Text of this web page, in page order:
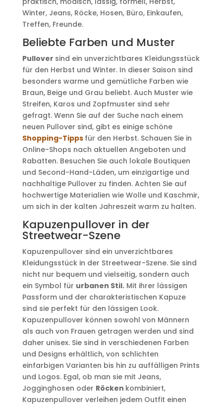
Winter, Jeans, Röcke, Hosen, Büro, Einkaufen,
Treffen, Freunde.
Beliebte Farben und Muster
Pullover sind ein unverzichtbares Kleidungsstück
für den Herbst und Winter. In dieser Saison sind
besonders warme und gemütliche Farben wie
Braun, Beige und Grau beliebt. Auch Muster wie
Streifen, Karos und Zopfmuster sind sehr
gefragt. Wenn Sie auf der Suche nach einem
neuen Pullover sind, gibt es einige schöne
Shopping-Tipps für den Herbst. Schauen Sie in
Online-Shops nach aktuellen Angeboten und
Rabatten. Besuchen Sie auch lokale Boutiquen
und Second-Hand-Läden, um einzigartige und
nachhaltige Pullover zu finden. Achten Sie auf
hochwertige Materialien wie Wolle und Kaschmir,
um sich in der kalten Jahreszeit warm zu halten.
Kapuzenpullover in der
Streetwear-Szene
Kapuzenpullover sind ein unverzichtbares
Kleidungsstück in der Streetwear-Szene. Sie sind
nicht nur bequem und vielseitig, sondern auch
ein Symbol für urbanen Stil.Mit ihrer lässigen
Passform und der charakteristischen Kapuze
sind sie perfekt für den lässigen Look.
Kapuzenpullover können sowohl von Männern
als auch von Frauen getragen werden und sind
daher unisex. Sie sind in verschiedenen Farben
und Designs erhältlich, von schlichten
einfarbigen Varianten bis hin zu auffälligen Prints
und Logos. Egal, ob man sie mit Jeans,
Jogginghosen oder Röcken kombiniert,
Kapuzenpullover verleihen jedem Outfit einen